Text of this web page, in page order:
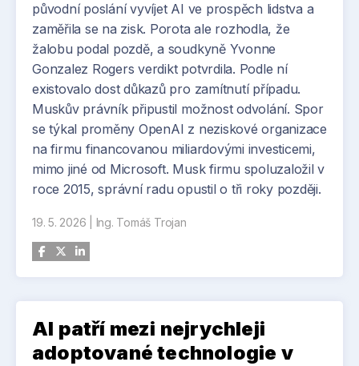
původní poslání vyvíjet AI ve prospěch lidstva a
zaměřila se na zisk. Porota ale rozhodla, že
žalobu podal pozdě, a soudkyně Yvonne
Gonzalez Rogers verdikt potvrdila. Podle ní
existovalo dost důkazů pro zamítnutí případu.
Muskův právník připustil možnost odvolání. Spor
se týkal proměny OpenAI z neziskové organizace
na firmu financovanou miliardovými investicemi,
mimo jiné od Microsoft. Musk firmu spoluzaložil v
roce 2015, správní radu opustil o tři roky později.
19. 5. 2026 Ing. Tomáš Trojan
AI patří mezi nejrychleji
adoptované technologie v